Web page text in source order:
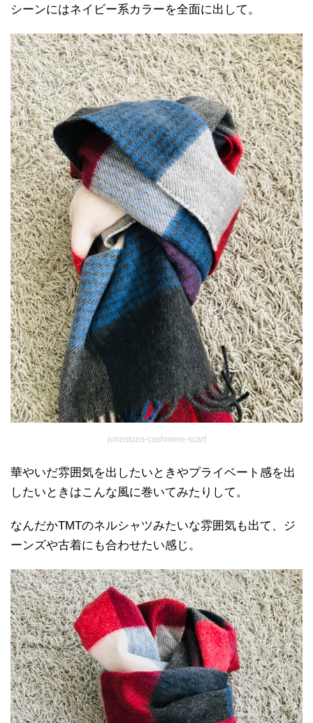
シーンにはネイビー系カラーを全面に出して。
johnstons-cashmere-scarf
華やいだ雰囲気を出したいときやプライベート感を出
したいときはこんな風に巻いてみたりして。
なんだかTMTのネルシャツみたいな雰囲気も出て、ジ
ーンズや古着にも合わせたい感じ。